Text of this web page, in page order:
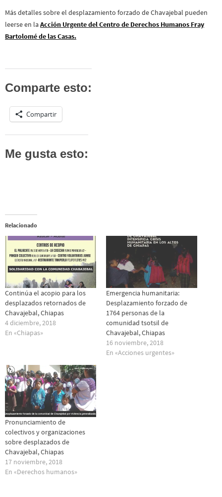
Más detalles sobre el desplazamiento forzado de Chavajebal pueden
leerse en laAcción Urgente del Centro de Derechos Humanos Fray
Bartolomé de las Casas.
Comparte esto:
Compartir
Me gusta esto:
Relacionado
Continúa el acopio para los
desplazados retornados de
Chavajebal, Chiapas
4 diciembre, 2018
En «Chiapas»
Emergencia humanitaria:
Desplazamiento forzado de
1764 personas de la
comunidad tsotsil de
Chavajebal, Chiapas
16 noviembre, 2018
En «Acciones urgentes»
Pronunciamiento de
colectivos y organizaciones
sobre desplazados de
Chavajebal, Chiapas
17 noviembre, 2018
En «Derechos humanos»